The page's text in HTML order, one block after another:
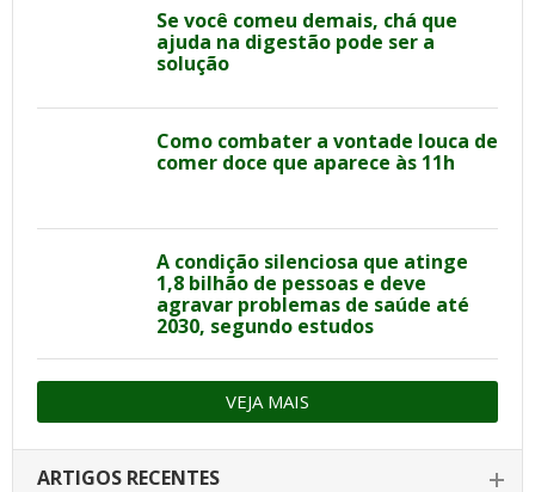
Se você comeu demais, chá que
ajuda na digestão pode ser a
solução
Como combater a vontade louca de
comer doce que aparece às 11h
A condição silenciosa que atinge
1,8 bilhão de pessoas e deve
agravar problemas de saúde até
2030, segundo estudos
VEJA MAIS
ARTIGOS RECENTES